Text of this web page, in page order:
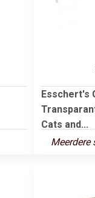
Esschert's
Cats and...
Meerdere